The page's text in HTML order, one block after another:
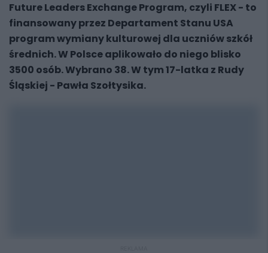
Future Leaders Exchange Program, czyli FLEX - to
finansowany przez Departament Stanu USA
program wymiany kulturowej dla uczniów szkół
średnich. W Polsce aplikowało do niego blisko
3500 osób. Wybrano 38. W tym 17-latka z Rudy
Śląskiej - Pawła Szołtysika.